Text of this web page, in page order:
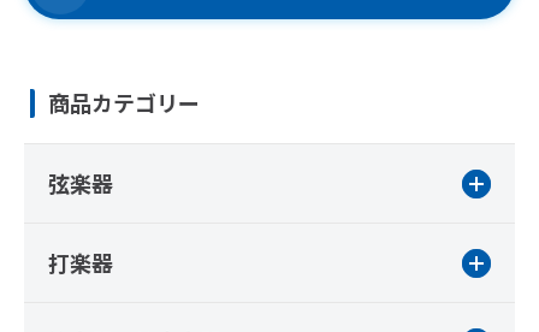
商品カテゴリー
弦楽器
打楽器